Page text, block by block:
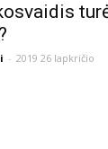
- 2019 26 lapkričio